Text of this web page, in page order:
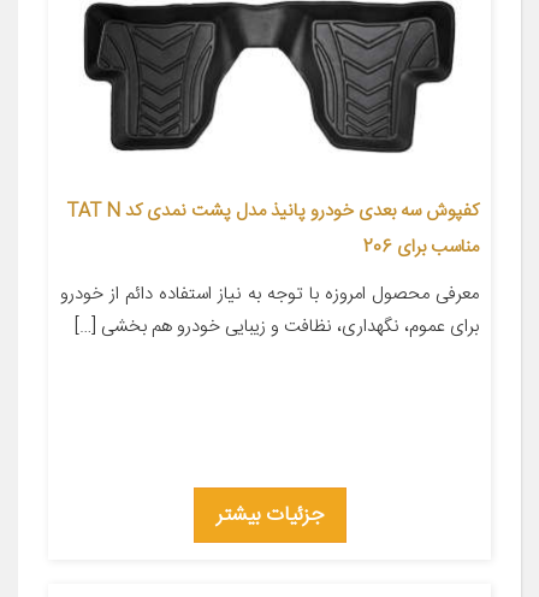
کفپوش سه بعدی خودرو پانیذ مدل پشت نمدی کد TAT N
مناسب برای 206
معرفی محصول امروزه با توجه به نیاز استفاده دائم از خودرو
برای عموم، نگهداری، نظافت و زیبایی خودرو هم بخشی […]
جزئیات بیشتر